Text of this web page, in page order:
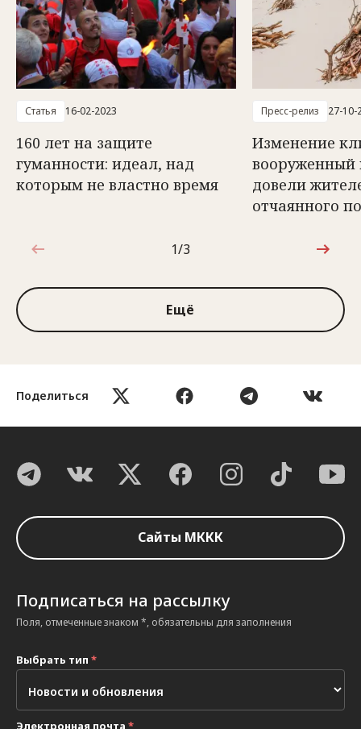
Поделиться
Статья 16-02-2023
160 лет на защите
гуманности: идеал, над
которым не властно время
Пресс-релиз 27-10-
Изменение
вооруженный
довели
отчаянного
1 из 3
1/3
Ещё
Сайты МККК
Подписаться на рассылку
Поля, отмеченные знаком *, обязательны для заполнения
Выбрать тип *
Электронная почта *